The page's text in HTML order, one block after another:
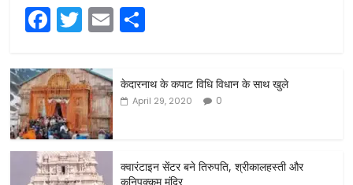
F
a
c
e
b
o
o
T
w
itt
er
E
m
ai ar
e
केदारनाथ के कपाट विधि विधान के साथ खुले
April 29, 2020 0
क्वारंटाइन सेंटर बने तिरुपति, श्रीकालहस्ती और
कनिपक्कम मंदिर